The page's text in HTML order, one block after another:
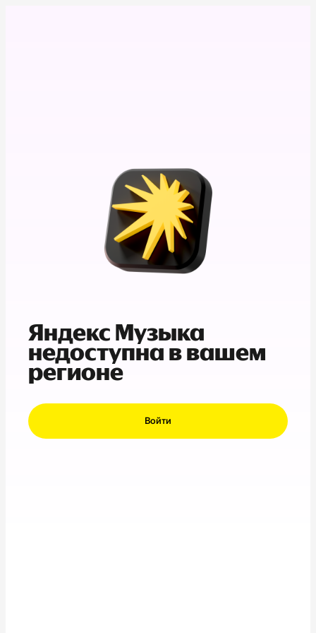
Яндекс Музыка
недоступна в вашем
регионе
Войти